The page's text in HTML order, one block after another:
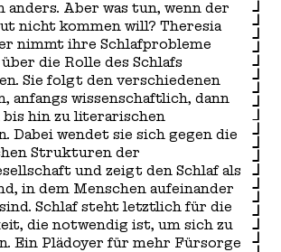
anders. Aber was tun, wenn der
nicht kommen will? Theresia
nimmt ihre Schlafprobleme
die Rolle des Schlafs
Sie folgt den verschiedenen
anfangs wissenschaftlich, dann
bis hin zu literarischen
Dabei wendet sie sich gegen die
Strukturen der
und zeigt den Schlaf als
in dem Menschen aufeinander
Schlaf steht letztlich für die
die notwendig ist, um sich zu
Ein Plädoyer für mehr Fürsorge